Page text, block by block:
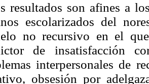
resultados son afines a
escolarizados del
no recursivo en el
de insatisfacción
interpersonales de
obsesión por